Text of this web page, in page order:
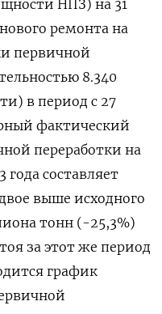
НПЗ) на 31
ремонта на
первичной
8.340
в период с 27
фактический
переработки на
составляет
выше исходного
тонн (-25,3%)
за этот же период
график